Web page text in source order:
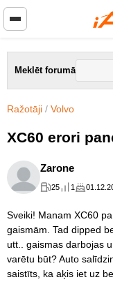
Meklēt forumā
Ražotāji / Volvo
XC60 erori
Zarone
25 1
Sveiki! Manam XC60
gaismām. Tad dipped
utt.. gaismas darbojas
varētu būt? Auto
saistīts, ka aķis iet uz